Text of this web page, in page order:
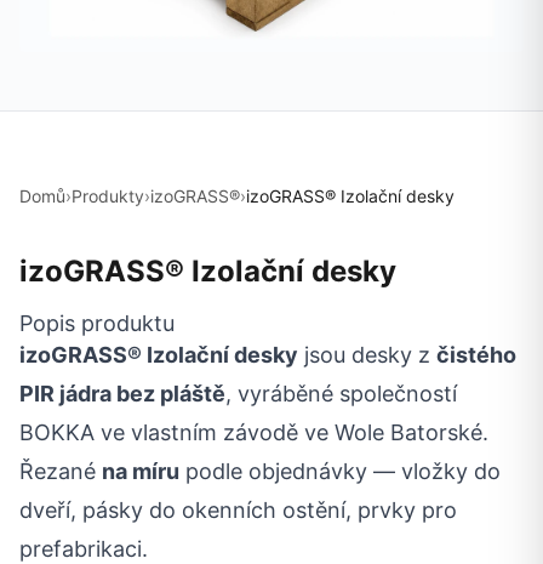
Domů›Produkty›izoGRASS®›izoGRASS® Izolační desky
izoGRASS® Izolační desky
Popis produktu
izoGRASS® Izolační desky jsou desky z čistého
PIR jádra bez pláště, vyráběné společností
BOKKA ve vlastním závodě ve Wole Batorské.
Řezané na míru podle objednávky — vložky do
dveří, pásky do okenních ostění, prvky pro
prefabrikaci.